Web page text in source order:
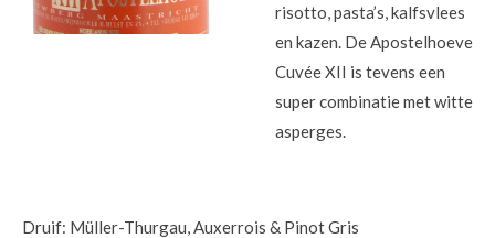
risotto, pasta’s, kalfsvlees
en kazen. De Apostelhoeve
Cuvée XII is tevens een
super combinatie met witte
asperges.
Druif: Müller-Thurgau, Auxerrois & Pinot Gris